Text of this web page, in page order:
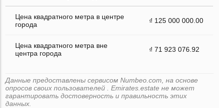
Цена квадратного метра в центре
города
₫ 125 000 000.00
Цена квадратного метра вне
центра города
₫ 71 923 076.92
Данные предоставлены сервисом Numbeo.com, на основе
опросов своих пользователей . Emirates.estate не может
гарантировать достоверность и правильность этих
данных.